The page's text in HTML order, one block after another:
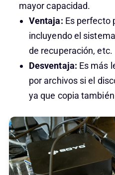
mayor capacidad.
Ventaja: Es perfecto
incluyendo el
de recuperación, etc.
Desventaja: Es más
por archivos si el
ya que copia